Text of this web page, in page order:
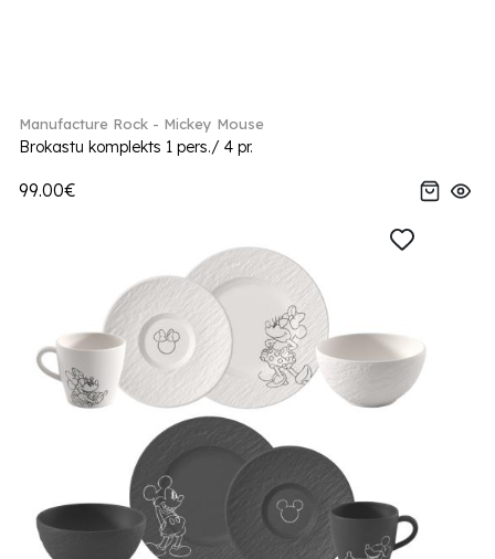
Manufacture Rock - Mickey Mouse
Brokastu komplekts 1 pers./ 4 pr.
99.00€